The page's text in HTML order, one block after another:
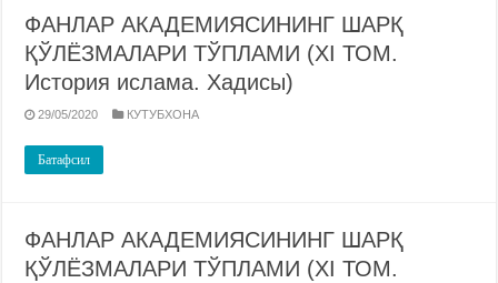
ФАНЛАР АКАДЕМИЯСИНИНГ ШАРҚ
ҚЎЛЁЗМАЛАРИ ТЎПЛАМИ (XI ТОМ.
История ислама. Хадисы)
29/05/2020 КУТУБХОНА
Батафсил
ФАНЛАР АКАДЕМИЯСИНИНГ ШАРҚ
ҚЎЛЁЗМАЛАРИ ТЎПЛАМИ (XI ТОМ.